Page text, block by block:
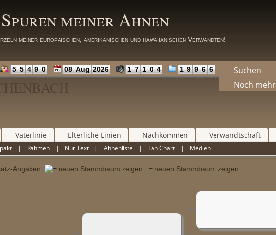
meiner Ahnen
meiner europäischen, amerikanischen und hawaiianischen Verwandten!
5 5 4 9 0 08 Aug 2026 1 7 1 0 4 1 9 9 6 6
Suchen
Noch mehr
Vaterlinie Elterliche Linien Nachkommen Verwandtschaft
| Rahmen | Nur Text |Ahnenliste | Fan Chart | Medien
Angaben = neuen Stammbaum zeigen